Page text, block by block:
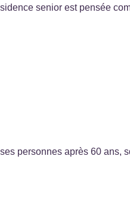
senior est pensée
personnes après 60 ans,